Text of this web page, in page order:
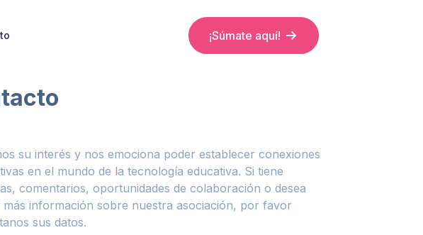
¡Súmate aquí!
su interés y nos emociona poder establecer conexiones
en el mundo de la tecnología educativa. Si tiene
comentarios, oportunidades de colaboración o desea
información sobre nuestra asociación, por favor
sus datos.